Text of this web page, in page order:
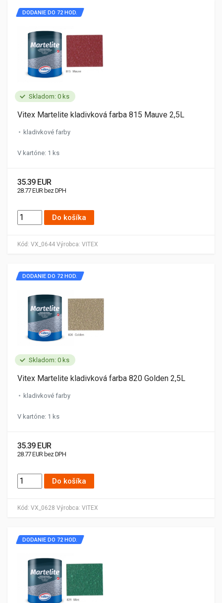
Skladom: 0 ks
Kód: VX_0644 Výrobca: VITEX
DODANIE DO 72 HOD.
Vitex Martelite kladivková farba 815 Mauve 2,5L
kladivkové farby
V kartóne: 1 ks
35.39 EUR
28.77 EUR bez DPH
Do košíka
Skladom: 0 ks
Kód: VX_0628 Výrobca: VITEX
DODANIE DO 72 HOD.
Vitex Martelite kladivková farba 820 Golden 2,5L
kladivkové farby
V kartóne: 1 ks
35.39 EUR
28.77 EUR bez DPH
Do košíka
DODANIE DO 72 HOD.